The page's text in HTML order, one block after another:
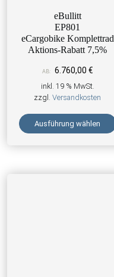
eBullitt
EP801
eCargobike Komplettrad
Aktions-Rabatt 7,5%
AB: 6.760,00 €
inkl. 19 % MwSt.
zzgl.Versandkosten
Ausführung wählen